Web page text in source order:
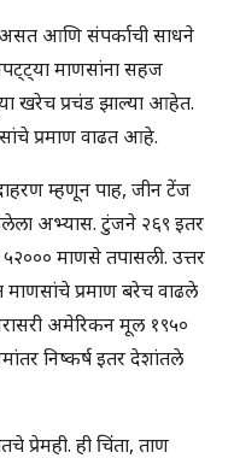
आणि संपर्काची साधने
माणसांना सहज
खरेच प्रचंड झाल्या आहेत.
प्रमाण वाढत आहे.
म्हणून पाह, जीन टेंज
अभ्यास. टुंजने २६९ इतर
माणसे तपासली. उत्तर
प्रमाण बरेच वाढले
अमेरिकन मूल १९५०
निष्कर्ष इतर देशांतले
प्रेमही. ही चिंता, ताण